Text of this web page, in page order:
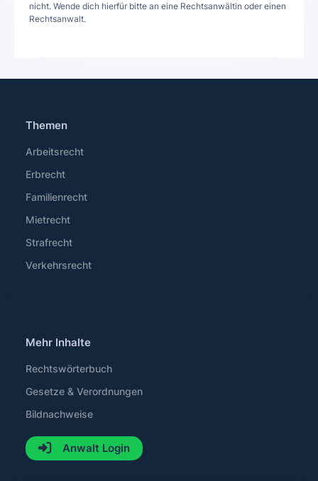
nicht. Wende dich hierfür bitte an eine Rechtsanwältin oder einen
Rechtsanwalt.
Themen
Arbeitsrecht
Erbrecht
Familienrecht
Mietrecht
Strafrecht
Verkehrsrecht
Mehr Inhalte
Rechtswörterbuch
Gesetze & Verordnungen
Bildnachweise
Anwalt Login